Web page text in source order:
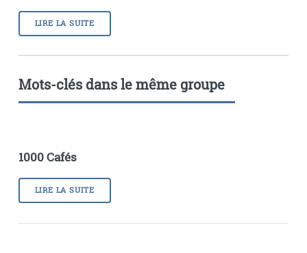
LIRE LA SUITE
Mots-clés dans le même groupe
1000 Cafés
LIRE LA SUITE